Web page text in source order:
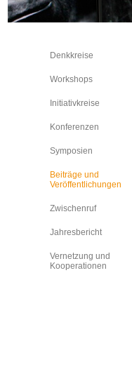
Denkkreise
Workshops
Initiativkreise
Konferenzen
Symposien
Beiträge und
Veröffentlichungen
Zwischenruf
Jahresbericht
Vernetzung und
Kooperationen